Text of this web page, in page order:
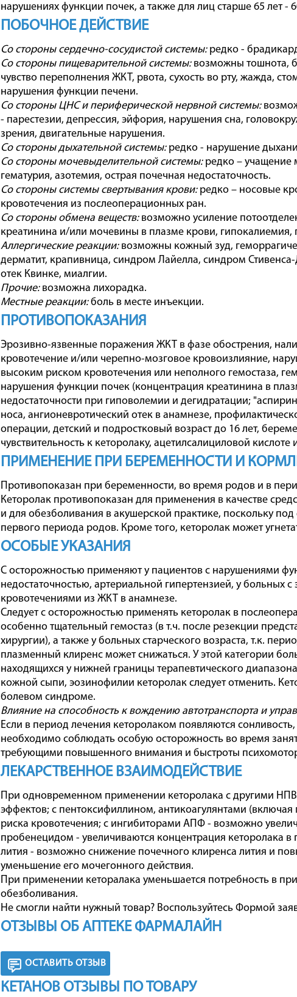
нарушениях функции почек, а также для лиц старше 65 лет -
ПОБОЧНОЕ ДЕЙСТВИЕ
Со стороны сердечно-сосудистой системы:редко -
Со стороны пищеварительной системы:возможны тошнота,
чувство переполнения ЖКТ, рвота, сухость во рту, жажда,
нарушения функции печени.
Со стороны ЦНС и периферической нервной системы:
- парестезии, депрессия, эйфория, нарушения сна,
зрения, двигательные нарушения.
Со стороны дыхательной системы:редко - нарушение
Со стороны мочевыделительной системы:редко – учащение
гематурия, азотемия, острая почечная недостаточность.
Со стороны системы свертывания крови:редко – носовые
кровотечения из послеоперационных ран.
Со стороны обмена веществ:возможно усиление
креатинина и/или мочевины в плазме крови, гипокалиемия,
Аллергические реакции:возможны кожный зуд,
дерматит, крапивница, синдром Лайелла, синдром
отек Квинке, миалгии.
Прочие:возможна лихорадка.
Местные реакции:боль в месте инъекции.
ПРОТИВОПОКАЗАНИЯ
Эрозивно-язвенные поражения ЖКТ в фазе обострения,
кровотечение и/или черепно-мозговое кровоизлияние,
высоким риском кровотечения или неполного гемостаза,
нарушения функции почек (концентрация креатинина в
недостаточности при гиповолемии и дегидратации;
носа, ангионевротический отек в анамнезе,
операции, детский и подростковый возраст до 16 лет,
чувствительность к кеторолаку, ацетилсалициловой
ПРИМЕНЕНИЕ ПРИ БЕРЕМЕННОСТИ И
Противопоказан при беременности, во время родов и в
Кеторолак противопоказан для применения в качестве
и для обезболивания в акушерской практике, поскольку
первого периода родов. Кроме того, кеторолак может
ОСОБЫЕ УКАЗАНИЯ
С осторожностью применяют у пациентов с нарушениями
недостаточностью, артериальной гипертензией, у
кровотечениями из ЖКТ в анамнезе.
Следует с осторожностью применять кеторолак в
особенно тщательный гемостаз (в т.ч. после резекции
хирургии), а также у больных старческого возраста, т.к.
плазменный клиренс может снижаться. У этой категории
находящихся у нижней границы терапевтического
кожной сыпи, эозинофилии кеторолак следует отменить.
болевом синдроме.
Влияние на способность к вождению автотранспорта и
Если в период лечения кеторолаком появляются
необходимо соблюдать особую осторожность во время
требующими повышенного внимания и быстроты
ЛЕКАРСТВЕННОЕ ВЗАИМОДЕЙСТВИЕ
При одновременном применении кеторолака с другими
эффектов; с пентоксифиллином, антикоагулянтами
риска кровотечения; с ингибиторами АПФ - возможно
пробенецидом - увеличиваются концентрация кеторолака
лития - возможно снижение почечного клиренса лития и
уменьшение его мочегонного действия.
При применении кеторалака уменьшается потребность в
обезболивания.
Не смогли найти нужный товар? Воспользуйтесь Формой
ОТЗЫВЫ ОБ АПТЕКЕ ФАРМАЛАЙН
ОСТАВИТЬ ОТЗЫВ
КЕТАНОВ ОТЗЫВЫ ПО ТОВАРУ